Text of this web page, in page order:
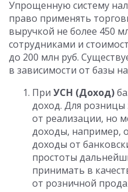
Упрощенную систему
право применять
выручкой не более 450
сотрудниками и
до 200 млн руб.
в зависимости от базы
При УСН (Доход)
доход. Для
от реализации, но
доходы, например,
доходы от
простоты
принимать в
от розничной